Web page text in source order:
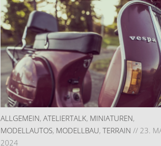
ALLGEMEIN,ATELIERTALK, MINIATUREN,
MODELLAUTOS, MODELLBAU,TERRAIN // 23.
2024